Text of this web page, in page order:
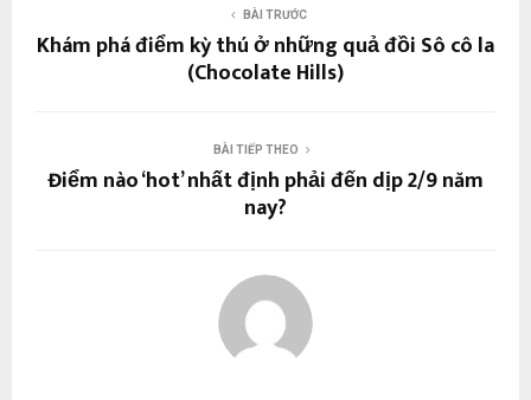
BÀI TRƯỚC
Khám phá điểm kỳ thú ở những quả đồi Sô cô la
(Chocolate Hills)
BÀI TIẾP THEO
Điểm nào ‘hot’ nhất định phải đến dịp 2/9 năm
nay?